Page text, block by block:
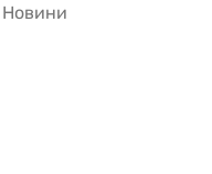
Новини